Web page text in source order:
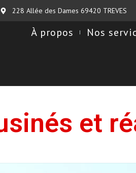
228 Allée des Dames 69420 TREVES
À propos Nos
et